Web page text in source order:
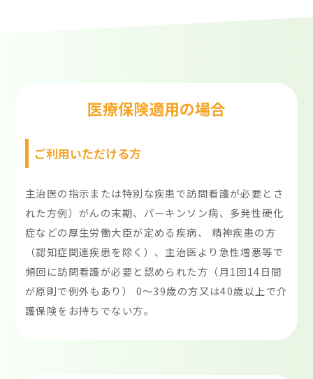
医療保険適用の場合
ご利用いただける方
主治医の指示または特別な疾患で訪問看護が必要とさ
れた方例）がんの末期、パーキンソン病、多発性硬化
症などの厚生労働大臣が定める疾病、 精神疾患の方
（認知症関連疾患を除く）、主治医より急性増悪等で
頻回に訪問看護が必要と認められた方（月1回14日間
が原則で例外もあり） 0～39歳の方又は40歳以上で介
護保険をお持ちでない方。